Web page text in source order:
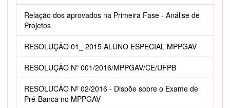
Relação dos aprovados na Primeira Fase - Análise de
Projetos
RESOLUÇÃO 01_ 2015 ALUNO ESPECIAL MPPGAV
RESOLUÇÃO Nº 001/2016/MPPGAV/CE/UFPB
RESOLUCÃO Nº 02/2016 - Dispõe sobre o Exame de
Pré-Banca no MPPGAV